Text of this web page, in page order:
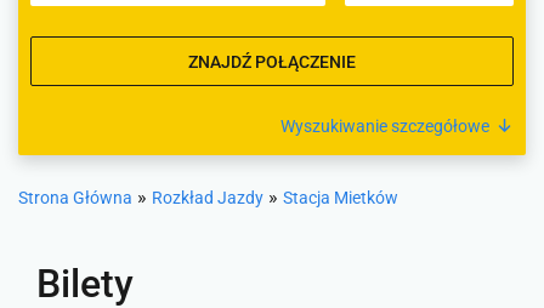
ZNAJDŹ POŁĄCZENIE
Wyszukiwanie szczegółowe
Strona Główna » Rozkład Jazdy » Stacja Mietków
Bilety